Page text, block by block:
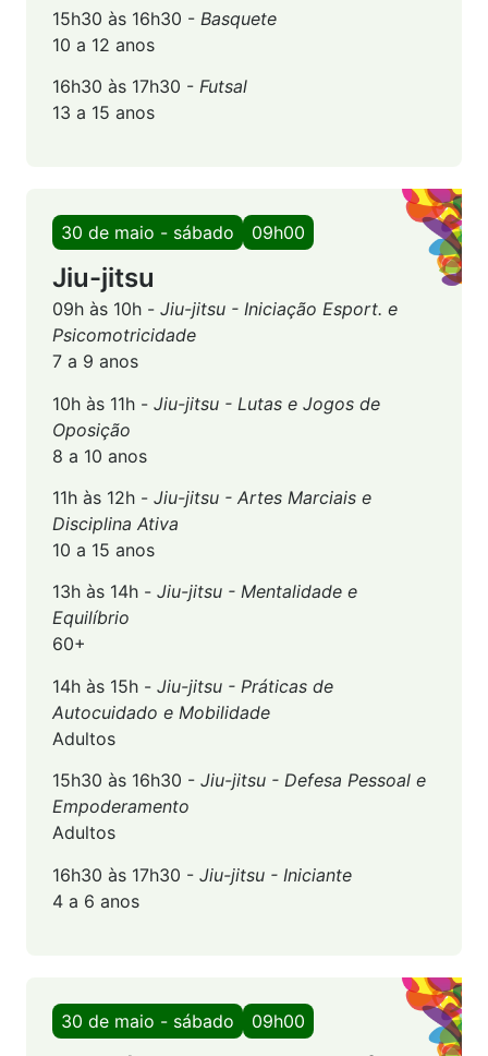
15h30 às 16h30 - Basquete
10 a 12 anos
16h30 às 17h30 - Futsal
13 a 15 anos
30 de maio - sábado 09h00
Jiu-jitsu
09h às 10h - Jiu-jitsu - Iniciação Esport. e
Psicomotricidade
7 a 9 anos
10h às 11h - Jiu-jitsu - Lutas e Jogos de
Oposição
8 a 10 anos
11h às 12h - Jiu-jitsu - Artes Marciais e
Disciplina Ativa
10 a 15 anos
13h às 14h - Jiu-jitsu - Mentalidade e
Equilíbrio
60+
14h às 15h - Jiu-jitsu - Práticas de
Autocuidado e Mobilidade
Adultos
15h30 às 16h30 - Jiu-jitsu - Defesa Pessoal e
Empoderamento
Adultos
16h30 às 17h30 - Jiu-jitsu - Iniciante
4 a 6 anos
30 de maio - sábado 09h00